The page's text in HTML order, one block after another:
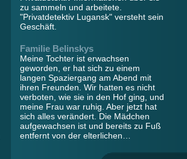
zu sammeln und arbeitete.
"Privatdetektiv Lugansk" versteht sein
Geschäft.
Familie Belinskys
Meine Tochter ist erwachsen
geworden, er hat sich zu einem
langen Spaziergang am Abend mit
ihren Freunden. Wir hatten es nicht
verboten, wie sie in den Hof ging, und
meine Frau war ruhig. Aber jetzt hat
sich alles verändert. Die Mädchen
aufgewachsen ist und bereits zu Fuß
entfernt von der elterlichen…